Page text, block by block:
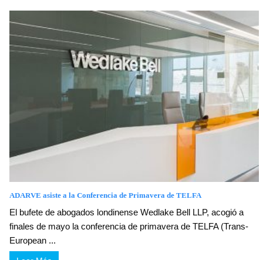
ADARVE asiste a la Conferencia de Primavera de TELFA
El bufete de abogados londinense Wedlake Bell LLP, acogió a
finales de mayo la conferencia de primavera de TELFA (Trans-
European ...